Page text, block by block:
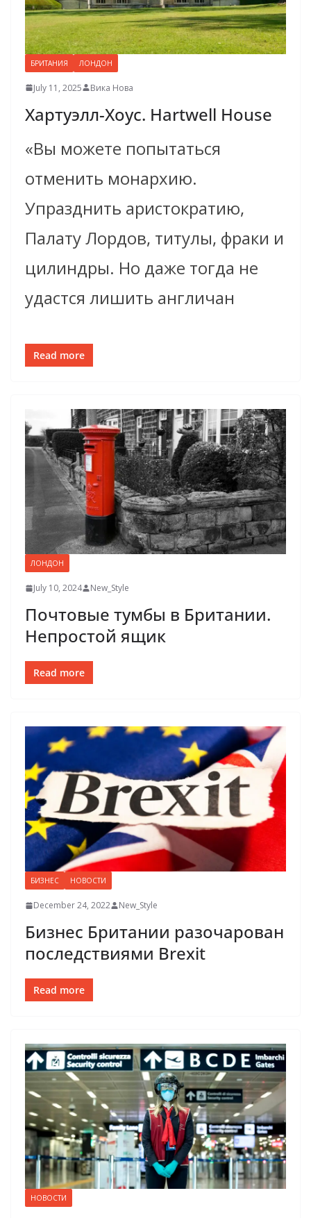
БРИТАНИЯ ЛОНДОН
July 11, 2025 Вика Нова
Хартуэлл-Хоус. Hartwell House
«Вы можете попытаться
отменить монархию.
Упразднить аристократию,
Палату Лордов, титулы, фраки и
цилиндры. Но даже тогда не
удастся лишить англичан
Read more
ЛОНДОН
July 10, 2024 New_Style
Почтовые тумбы в Британии.
Непростой ящик
Read more
БИЗНЕС НОВОСТИ
December 24, 2022 New_Style
Бизнес Британии разочарован
последствиями Brexit
Read more
НОВОСТИ